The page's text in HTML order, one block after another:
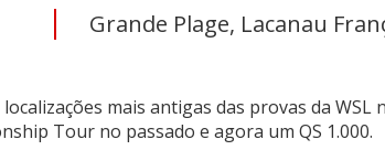
Grande Plage, Lacanau
mais antigas das provas da
Tour no passado e agora um QS 1.000.